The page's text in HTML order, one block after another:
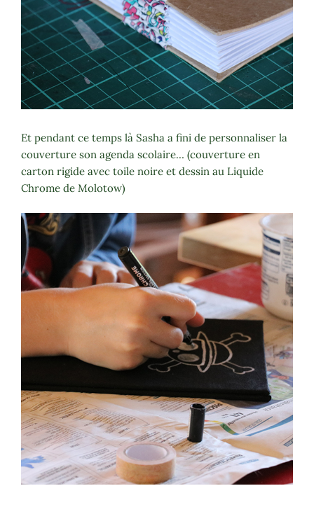
Et pendant ce temps là Sasha a fini de personnaliser la
couverture son agenda scolaire… (couverture en
carton rigide avec toile noire et dessin au Liquide
Chrome de Molotow)